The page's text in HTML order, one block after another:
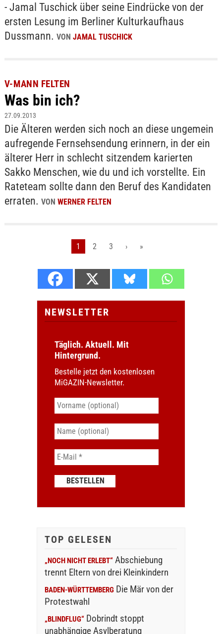
- Jamal Tuschick über seine Eindrücke von der
ersten Lesung im Berliner Kulturkaufhaus
Dussmann. VON JAMAL TUSCHICK
V-MANN FELTEN
Was bin ich?
27.09.2013
Die Älteren werden sich noch an diese ungemein
aufregende Fernsehsendung erinnern, in der ein
älterer Herr in schlecht sitzendem karierten
Sakko Menschen, wie du und ich vorstellte. Ein
Rateteam sollte dann den Beruf des Kandidaten
erraten. VON WERNER FELTEN
1 2 3 › »
NEWSLETTER
Täglich. Aktuell. Mit
Hintergrund.
Bestelle jetzt den kostenlosen
MiGAZIN-Newsletter.
TOP GELESEN
„NOCH NICHT ERLEBT“ Abschiebung
trennt Eltern von drei Kleinkindern
BADEN-WÜRTTEMBERG Die Mär von der
Protestwahl
„BLINDFLUG“ Dobrindt stoppt
unabhängige Asylberatung